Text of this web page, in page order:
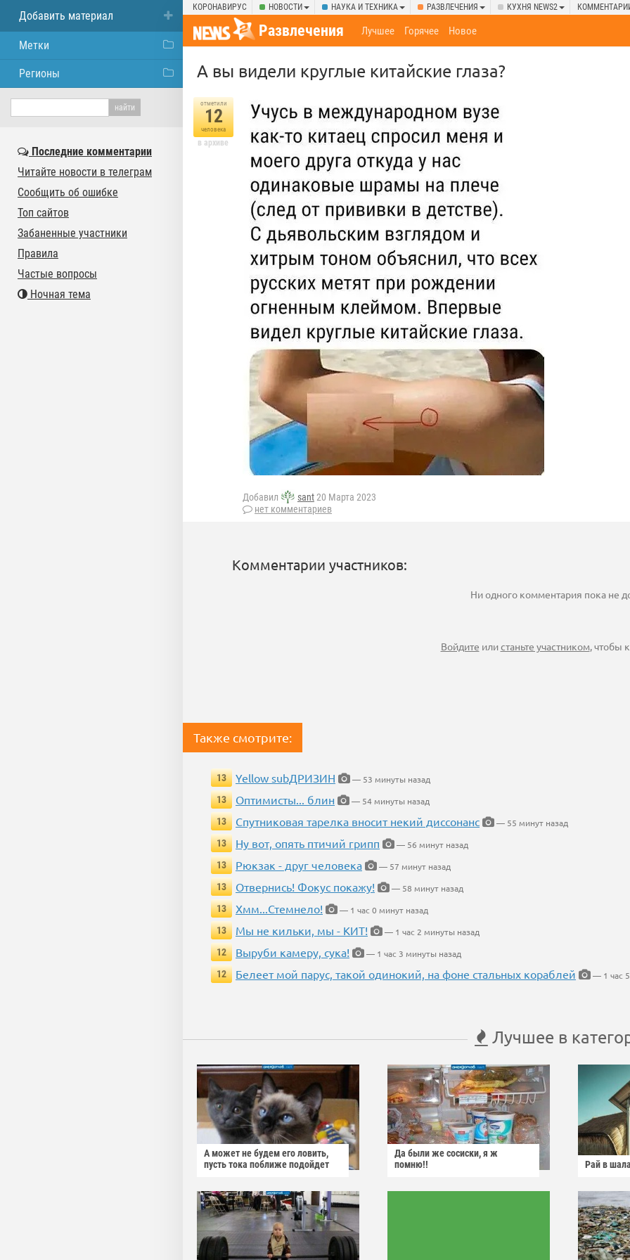
КОРОНАВИРУС НОВОСТИ НАУКА И ТЕХНИКА РАЗВЛЕЧЕНИЯ КУХНЯ NEWS2
Развлечения Лучшее Горячее Новое
А вы видели круглые китайские глаза?
отметили
12
человека
в архиве
Добавил sant20 Марта 2023
нет комментариев
Комментарии участников:
Ни одного комментария пока не
Войдите илистаньте участником, чтобы
Также смотрите:
13 Yellow subДРИЗИН
— 53 минуты назад
13
Оптимисты... блин
— 54 минуты назад
13
Спутниковая тарелка вносит некий диссонанс
— 55 минут назад
13
Ну вот, опять птичий грипп
— 56 минут назад
13
Рюкзак - друг человека
— 57 минут назад
13
Отвернись! Фокус покажу!
— 58 минут назад
13
Хмм...Стемнело!
— 1 час 0 минут назад
13
Мы не кильки, мы - КИТ!
— 1 час 2 минуты назад
12
Выруби камеру, сука!
— 1 час 3 минуты назад
12
Белеет мой парус, такой одинокий, на фоне стальных кораблей — 1 час
Лучшее в
А может не будем его ловить,
пусть тока поближе подойдет
Да были же сосиски, я ж
помню!!
Рай в
Добавить материал
Метки
Регионы
Последние комментарии
Читайте новости в телеграм
Сообщить об ошибке
Топ сайтов
Забаненные участники
Правила
Частые вопросы
Ночная тема